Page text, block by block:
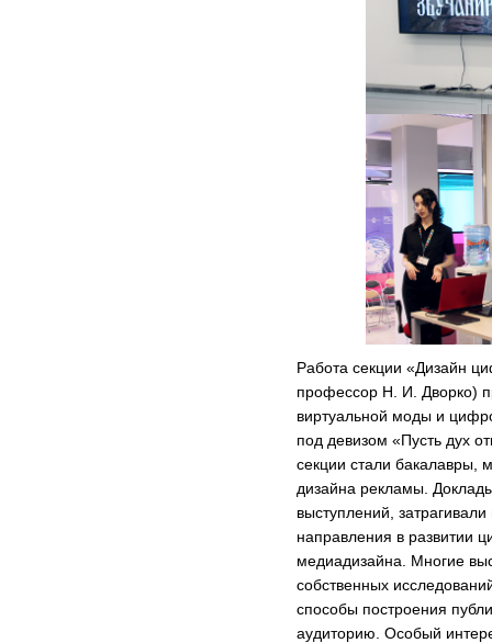
Работа секции «Дизайн
профессор Н. И. Дворко)
виртуальной моды и
под девизом «Пусть дух
секции стали бакалавры,
дизайна рекламы.
выступлений,
направления в развитии
медиадизайна. Многие
собственных
способы построения
аудиторию. Особый